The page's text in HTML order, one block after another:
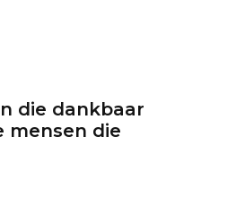
die dankbaar
mensen die